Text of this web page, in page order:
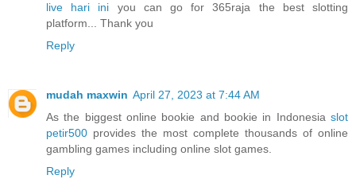
live hari ini you can go for 365raja the best slotting
platform... Thank you
Reply
mudah maxwin April 27, 2023 at 7:44 AM
As the biggest online bookie and bookie in Indonesia slot
petir500 provides the most complete thousands of online
gambling games including online slot games.
Reply